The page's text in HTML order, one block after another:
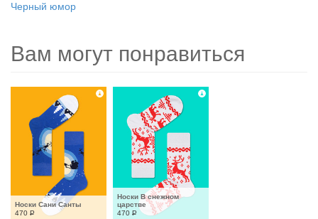
Черный юмор
Вам могут понравиться
Носки Сани Санты
470 Р
Носки В снежном
царстве
470 Р